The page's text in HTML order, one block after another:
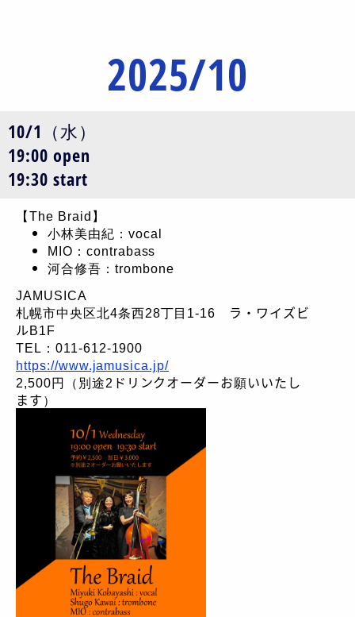
2025/10
10/1（水）
19:00 open
19:30 start
【The Braid】
小林美由紀：vocal
MIO：contrabass
河合修吾：trombone
JAMUSICA
札幌市中央区北4条西28丁目1-16 ラ・ワイズビ
ルB1F
TEL：011-612-1900
https://www.jamusica.jp/
2,500円（別途2ドリンクオーダーお願いいたし
ます）